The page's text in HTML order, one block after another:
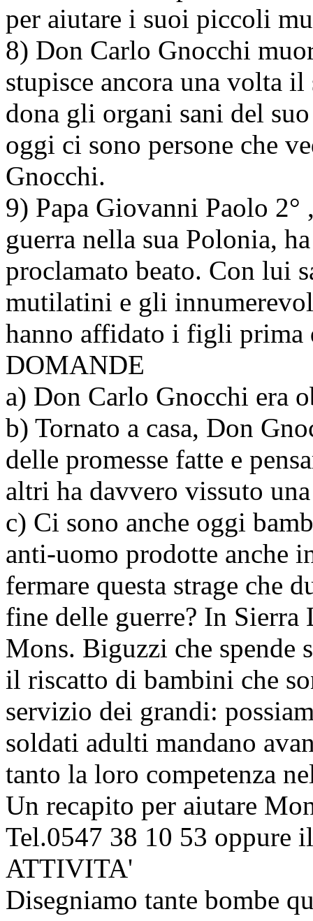
per aiutare i suoi piccoli
8) Don Carlo Gnocchi
stupisce ancora una volta
dona gli organi sani del
oggi ci sono persone che
Gnocchi.
9) Papa Giovanni Paolo
guerra nella sua Polonia,
proclamato beato. Con lui
mutilatini e gli
hanno affidato i figli prima
DOMANDE
a) Don Carlo Gnocchi era
b) Tornato a casa, Don
delle promesse fatte e
altri ha davvero vissuto
c) Ci sono anche oggi
anti-uomo prodotte anche
fermare questa strage che
fine delle guerre? In Sierra
Mons. Biguzzi che spende
il riscatto di bambini che
servizio dei grandi:
soldati adulti mandano
tanto la loro competenza
Un recapito per aiutare
Tel.0547 38 10 53 oppure
ATTIVITA'
Disegniamo tante bombe